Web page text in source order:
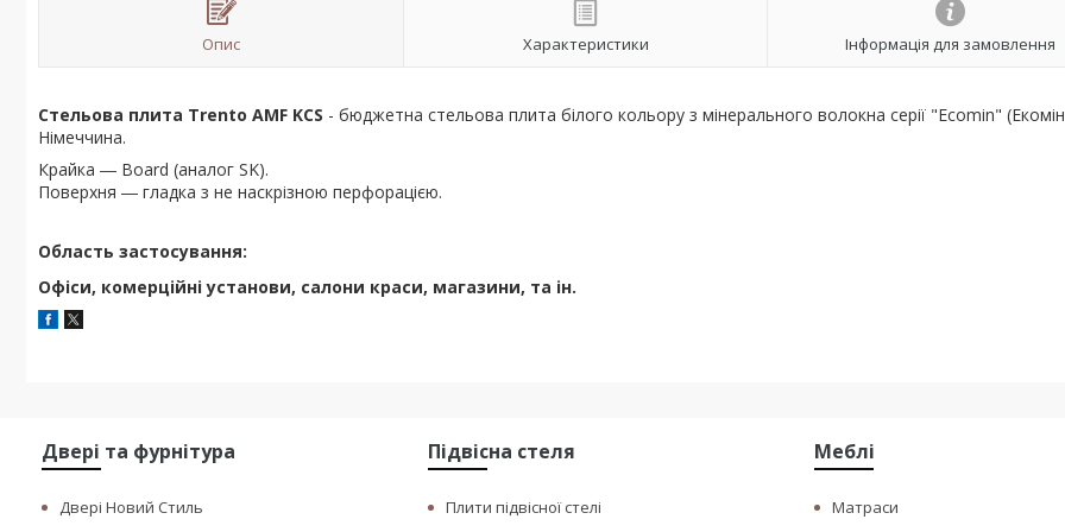
Опис Характеристики Інформація для замовлення
Стельова плита Trento AMF KCS - бюджетна стельова плита білого кольору з мінерального волокна серії "Ecomin"
Німеччина.
Крайка ― Board (аналог SK).
Поверхня ― гладка з не наскрізною перфорацією.
Область застосування:
Офіси, комерційні установи, салони краси, магазини, та ін.
Двері та фурнітура
Двері Новий Стиль
Підвісна стеля
Плити підвісної стелі
Меблі
Матраси